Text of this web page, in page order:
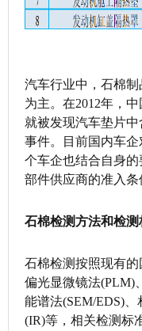
汽车行业中，石棉
为主。在2012年，
就被发现汽车垫片
事件。目前国内车
个车企也结合自身
部件供应商的准入条
石棉检测方法和检测
石棉检测按照现有
偏光显微镜法(PLM)
能谱法(SEM/EDS)
(IR)等，相关检测标